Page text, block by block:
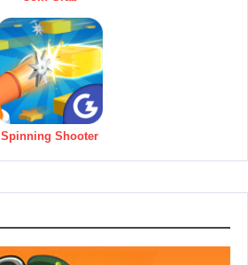
Spinning Shooter